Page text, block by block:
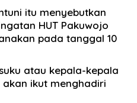
itu menyebutkan
HUT Pakuwojo
pada tanggal 10
atau kepala-kepala
ikut menghadiri